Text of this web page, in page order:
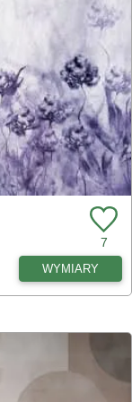
7
WYMIARY